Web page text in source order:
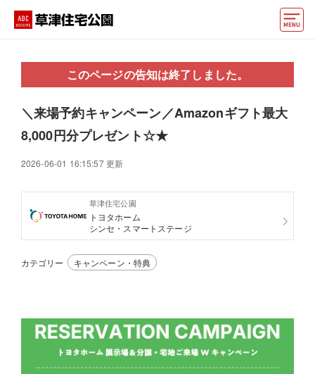
住宅会社・ハウスメーカー
動画でモデルハウス見学
好みからモデルハウスを探す
住まいづくりお役立ち情報
このページの告知は終了しました。
＼来場予約キャンペーン／Amazonギフト最大
8,000円分プレゼント☆★
2026-06-01 16:15:57 更新
草津住宅公園
トヨタホーム
シンセ・スマートステージ
カテゴリー キャンペーン・特典